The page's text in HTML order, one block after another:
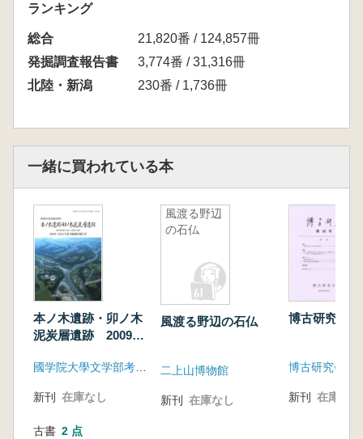
ランキング
総合
21,820番 / 124,857冊
発掘調査報告書
3,774番 / 31,316冊
北陸・新潟
230番 / 1,736冊
一緒に買われている本
本ノ木遺跡・卯ノ木
泥炭層遺跡 2009〜
告書
國学院大學文学部考古学研究室
新刊 在庫なし
古書 2 点
風渡る野辺
の石仏
風渡る野辺の石仏
二上山博物館
新刊 在庫なし
博古研究 第
博古研究会
新刊 在庫なし